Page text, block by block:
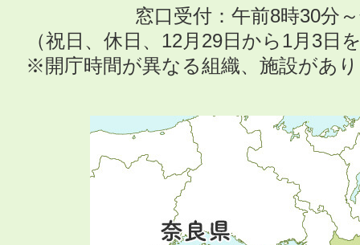
窓口受付：午前8時30分
（祝日、休日、12月29日から1月3日
※開庁時間が異なる組織、施設があ